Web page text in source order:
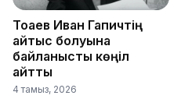
Тоқаев Иван Гапичтің
қайтыс болуына
байланысты көңіл
айтты
4 тамыз, 2026